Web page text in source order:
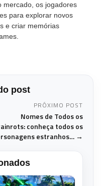
mercado, os jogadores
para explorar novos
e criar memórias
post
PRÓXIMO POST
Nomes de Todos os
conheça todos os
estranhos… →